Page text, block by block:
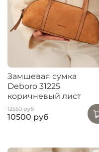
Замшевая сумка
Deboro 31225
коричневый лист
12550 руб
10500 руб